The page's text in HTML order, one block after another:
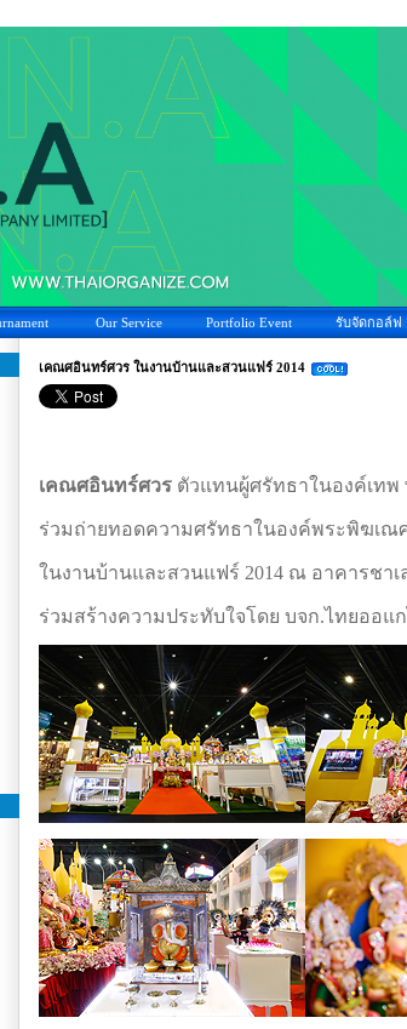
Our Service Portfolio Event รับจัดกอล์ฟ
เคณศอินทร์ศวร ในงานบ้านและสวนแฟร์ 2014
เคณศอินทร์ศวรตัวแทนผู้ศรัทธาในองค์เทพ
ร่วมถ่ายทอดความศรัทธาในองค์พระพิฆเณ
ในงานบ้านและสวนแฟร์ 2014 ณ อาคารชาเ
ร่วมสร้างความประทับใจโดย บจก.ไทยออแ